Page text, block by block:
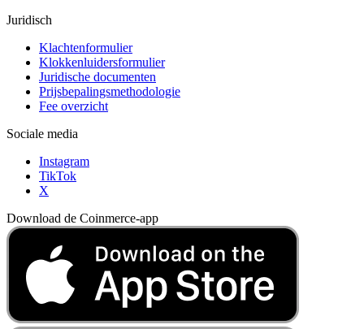
Juridisch
Klachtenformulier
Klokkenluidersformulier
Juridische documenten
Prijsbepalingsmethodologie
Fee overzicht
Sociale media
Instagram
TikTok
X
Download de Coinmerce-app